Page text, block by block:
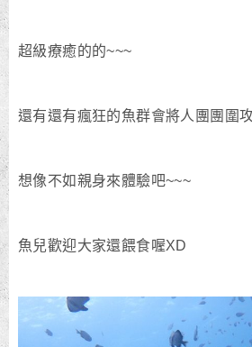
超級療癒的的~~~
還有還有瘋狂的魚群會將人團團圍
想像不如親身來體驗吧~~~
魚兒歡迎大家還餵食喔XD